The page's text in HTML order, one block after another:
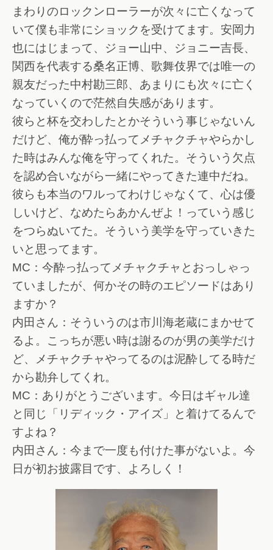
まわりのロックンローラーが次々に亡くなって
いて僕も非常にショックを受けてます。安岡力
也にはじまって、ジョー山中、ジョニー吉長、
関西を代表する桑名正博、歌舞伎界では唯一の
親友だった中村勘三郎、あまりにも次々に亡く
なっていくので茫然自失感があります。
彼らと杯を交わしたとかそういう事じゃないん
だけど、俺が酔っ払ってメチャクチャやらかし
た時はみんな俺を守ってくれた。そういう欠点
を認め合いながら一緒にやってきた連中だね。
彼らも本当のワルってわけじゃなくて、心は優
しいけど、なめたらあかんぜよ！っていう感じ
をつらぬいてた。そういう美学を守っていきた
いと思ってます。
MC：今酔っ払ってメチャクチャとおっしゃっ
ていましたが、何かその時のエピソードはあり
ますか？
内田さん：そういうのは市川海老蔵にまかせて
るよ。こっちが悪い時は謝るのが男の美学だけ
ど、メチャクチャやってるのは泥酔してる時だ
から勘弁してくれ。
MC：ありがとうございます。今日はギャル達
と同じ「リディック・アイズ」と着けてるんで
すよね？
内田さん：今まで一度も付けた事がないよ。今
日が初お披露目です、よろしく！